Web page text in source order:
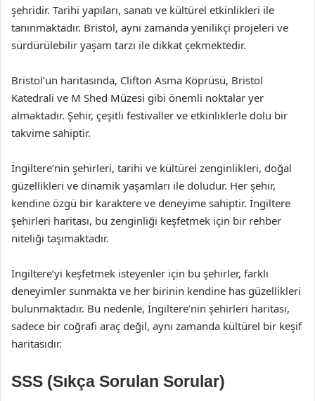
şehridir. Tarihi yapıları, sanatı ve kültürel etkinlikleri ile
tanınmaktadır. Bristol, aynı zamanda yenilikçi projeleri ve
sürdürülebilir yaşam tarzı ile dikkat çekmektedir.
Bristol’un haritasında, Clifton Asma Köprüsü, Bristol
Katedrali ve M Shed Müzesi gibi önemli noktalar yer
almaktadır. Şehir, çeşitli festivaller ve etkinliklerle dolu bir
takvime sahiptir.
İngiltere’nin şehirleri, tarihi ve kültürel zenginlikleri, doğal
güzellikleri ve dinamik yaşamları ile doludur. Her şehir,
kendine özgü bir karaktere ve deneyime sahiptir. İngiltere
şehirleri haritası, bu zenginliği keşfetmek için bir rehber
niteliği taşımaktadır.
İngiltere’yi keşfetmek isteyenler için bu şehirler, farklı
deneyimler sunmakta ve her birinin kendine has güzellikleri
bulunmaktadır. Bu nedenle, İngiltere’nin şehirleri haritası,
sadece bir coğrafi araç değil, aynı zamanda kültürel bir keşif
haritasıdır.
SSS (Sıkça Sorulan Sorular)